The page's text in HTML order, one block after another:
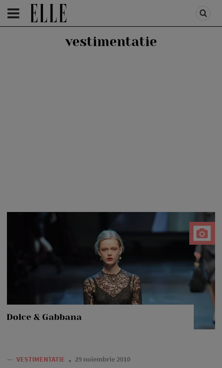
HOMEPAGE /FASHION
vestimentatie
Dolce & Gabbana
— VESTIMENTATIE
29 noiembrie 2010